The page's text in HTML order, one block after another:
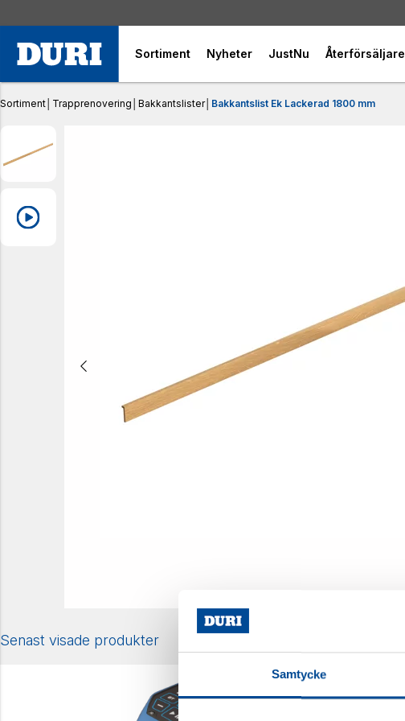
Samtycke
Sortiment Nyheter JustNu Återförsäljare
Sortiment Trapprenovering Bakkantslister│ Bakkantslist Ek Lackerad 1800 mm
Senast visade produkter